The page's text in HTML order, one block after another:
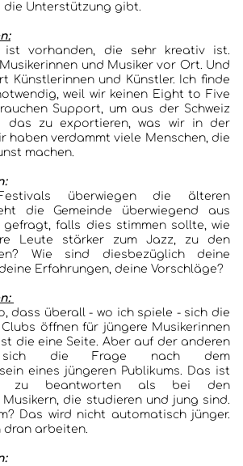
die Unterstützung gibt.
ist vorhanden, die sehr kreativ ist.
und Musiker vor Ort. Und
Künstlerinnen und Künstler. Ich finde
weil wir keinen Eight to Five
Support, um aus der Schweiz
das zu exportieren, was wir in der
haben verdammt viele Menschen, die
machen.
überwiegen die älteren
die Gemeinde überwiegend aus
gefragt, falls dies stimmen sollte, wie
Leute stärker zum Jazz, zu den
Wie sind diesbezüglich deine
Erfahrungen, deine Vorschläge?
dass überall - wo ich spiele - sich die
öffnen für jüngere Musikerinnen
die eine Seite. Aber auf der anderen
die Frage nach dem
eines jüngeren Publikums. Das ist
zu beantworten als bei den
Musikern, die studieren und jung sind.
Das wird nicht automatisch jünger.
dran arbeiten.